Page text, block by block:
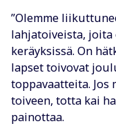
”Olemme
lahjatoiveista, joita
keräyksissä. On
lapset toivovat
toppavaatteita. Jos
toiveen, totta kai
painottaa.